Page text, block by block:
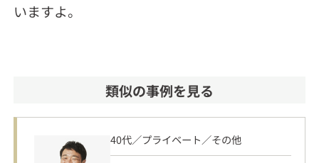
いますよ。
類似の事例を見る
40代／プライベート／その他